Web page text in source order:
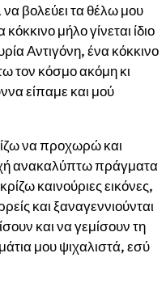
βολεύει τα θέλω μου
μήλο γίνεται ίδιο
Αντιγόνη, ένα κόκκινο
τον κόσμο ακόμη κι
είπαμε και μού
να προχωρώ και
ανακαλύπτω πράγματα
καινούριες εικόνες,
και ξαναγεννιούνται
και να γεμίσουν τη
μου ψιχαλιστά, εσύ